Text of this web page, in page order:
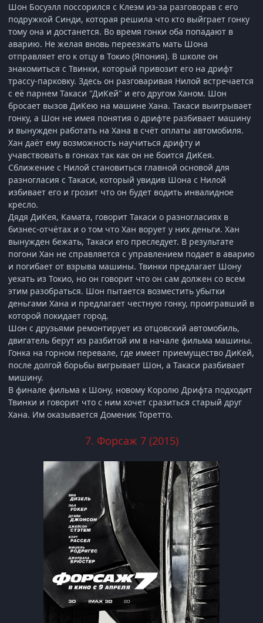
Шон Босуэлл поссорился с Клеэм из-за разговорав с его
подружкой Синди, которая решила что кто выйграет гонку
тому она и достанется. Во время гонки оба попадают в
аварию. Не желая вновь переезжать мать Шона
отправляет его к отцу в Токио (Япония). В школе он
знакомиться с Твинки, который привозит его на дрифт
трассу-парковку. Здесь он разговаривая Нилой встречается
с её парнем Такаси "ДиКей" и его другом Ханом. Шон
бросает вызов ДиКею на машине Хана. Такаси выигрывает
гонку, а Шон не имея понятия о дрифте разбивает машину
и вынужден работать на Хана в счёт оплаты автомобиля.
Хан даёт ему возможность научиться дрифту и
учавствовать в гонках так как он не боится ДиКея.
Сближение с Нилой становиться главной основой для
разногласия с Такаси, который увидив Шона с Нилой
избивает его и грозит что он будет водить инвалидное
кресло.
Дядя ДиКея, Камата, говорит Такаси о разногласиях в
бизнес-отчётах и о том что Хан ворует у них деньги. Хан
вынужден бежать, Такаси его преследует. В результате
погони Хан не справляется с управлением подает в аварию
и погибает от взрыва машины. Твинки предлагает Шону
уехать из Токио, но он говорит что он сам должен со всем
этим разобраться. Шон пытается возместить убытки
деньгами Хана и предлагает честную гонку, проигравший в
которой покидает город.
Шон с друзьями ремонтирует из отцовский автомобиль,
двигатель берут из разбитой им в начале фильма машины.
Гонка на горном перевале, где имеет приемущество ДиКей,
после долгой борьбы вигрывает Шон, а Такаси разбивает
мишину.
В финале фильма к Шону, новому Королю Дрифта подходит
Твинки и говорит что с ним хочет сразиться старый друг
Хана. Им оказывается Доменик Торетто.
7. Форсаж 7 (2015)